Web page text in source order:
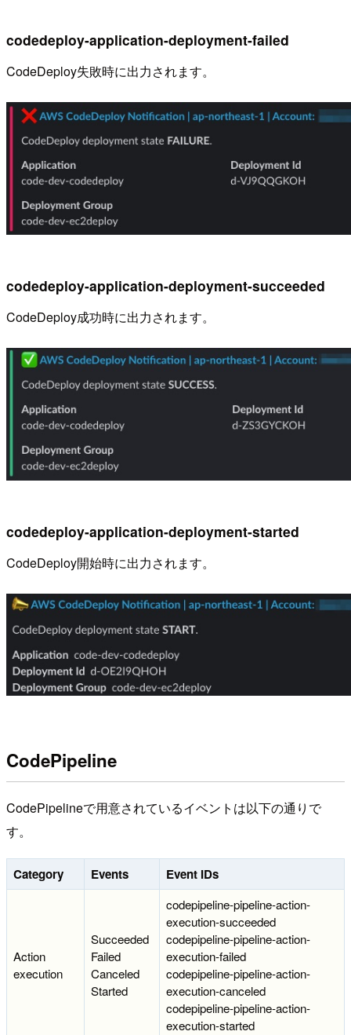
codedeploy-application-deployment-failed
CodeDeploy失敗時に出力されます。
codedeploy-application-deployment-succeeded
CodeDeploy成功時に出力されます。
codedeploy-application-deployment-started
CodeDeploy開始時に出力されます。
CodePipeline
CodePipelineで用意されているイベントは以下の通りで
す。
Category Events Event IDs
Action
execution
Succeeded
Failed
Canceled
Started
codepipeline-pipeline-action-
execution-succeeded
codepipeline-pipeline-action-
execution-failed
codepipeline-pipeline-action-
execution-canceled
codepipeline-pipeline-action-
execution-started